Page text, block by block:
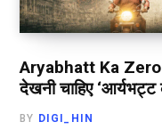
Aryabhatt Ka
देखनी चाहिए ‘आर्यभट्ट
BY DIGI_HIN